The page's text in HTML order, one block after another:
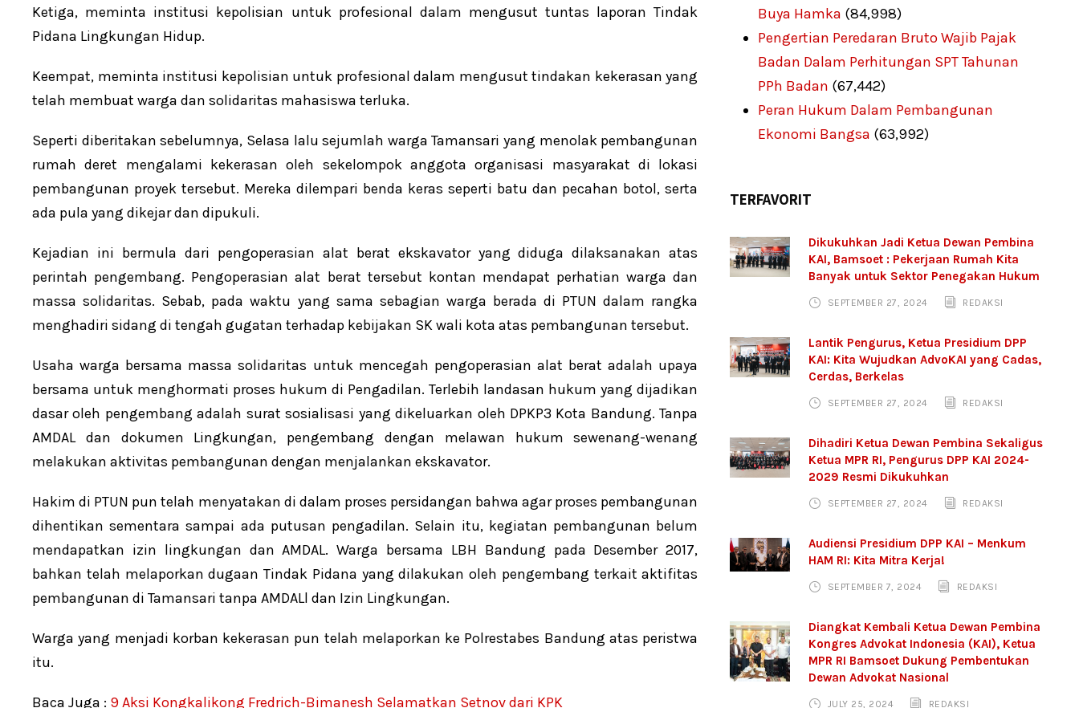
Ketiga, meminta institusi kepolisian untuk profesional dalam mengusut tuntas laporan Tindak
Pidana Lingkungan Hidup.
Keempat, meminta institusi kepolisian untuk profesional dalam mengusut tindakan kekerasan yang
telah membuat warga dan solidaritas mahasiswa terluka.
Seperti diberitakan sebelumnya, Selasa lalu sejumlah warga Tamansari yang menolak pembangunan
rumah deret mengalami kekerasan oleh sekelompok anggota organisasi masyarakat di lokasi
pembangunan proyek tersebut. Mereka dilempari benda keras seperti batu dan pecahan botol, serta
ada pula yang dikejar dan dipukuli.
Kejadian ini bermula dari pengoperasian alat berat ekskavator yang diduga dilaksanakan atas
perintah pengembang. Pengoperasian alat berat tersebut kontan mendapat perhatian warga dan
massa solidaritas. Sebab, pada waktu yang sama sebagian warga berada di PTUN dalam rangka
menghadiri sidang di tengah gugatan terhadap kebijakan SK wali kota atas pembangunan tersebut.
Usaha warga bersama massa solidaritas untuk mencegah pengoperasian alat berat adalah upaya
bersama untuk menghormati proses hukum di Pengadilan. Terlebih landasan hukum yang dijadikan
dasar oleh pengembang adalah surat sosialisasi yang dikeluarkan oleh DPKP3 Kota Bandung. Tanpa
AMDAL dan dokumen Lingkungan, pengembang dengan melawan hukum sewenang-wenang
melakukan aktivitas pembangunan dengan menjalankan ekskavator.
Hakim di PTUN pun telah menyatakan di dalam proses persidangan bahwa agar proses pembangunan
dihentikan sementara sampai ada putusan pengadilan. Selain itu, kegiatan pembangunan belum
mendapatkan izin lingkungan dan AMDAL. Warga bersama LBH Bandung pada Desember 2017,
bahkan telah melaporkan dugaan Tindak Pidana yang dilakukan oleh pengembang terkait aktifitas
pembangunan di Tamansari tanpa AMDALl dan Izin Lingkungan.
Warga yang menjadi korban kekerasan pun telah melaporkan ke Polrestabes Bandung atas peristwa
itu.
Baca Juga : 9 Aksi Kongkalikong Fredrich-Bimanesh Selamatkan Setnov dari KPK
Buya Hamka (84,998)
Pengertian Peredaran Bruto Wajib Pajak
Badan Dalam Perhitungan SPT Tahunan
PPh Badan (67,442)
Peran Hukum Dalam Pembangunan
Ekonomi Bangsa (63,992)
TERFAVORIT
Dikukuhkan Jadi Ketua Dewan Pembina
KAI, Bamsoet : Pekerjaan Rumah Kita
Banyak untuk Sektor Penegakan Hukum
SEPTEMBER 27, 2024 REDAKSI
Lantik Pengurus, Ketua Presidium DPP
KAI: Kita Wujudkan AdvoKAI yang Cadas,
Cerdas, Berkelas
SEPTEMBER 27, 2024 REDAKSI
Dihadiri Ketua Dewan Pembina Sekaligus
Ketua MPR RI, Pengurus DPP KAI 2024-
2029 Resmi Dikukuhkan
SEPTEMBER 27, 2024 REDAKSI
Audiensi Presidium DPP KAI – Menkum
HAM RI: Kita Mitra Kerja!
SEPTEMBER 7, 2024 REDAKSI
Diangkat Kembali Ketua Dewan Pembina
Kongres Advokat Indonesia (KAI), Ketua
MPR RI Bamsoet Dukung Pembentukan
Dewan Advokat Nasional
JULY 25, 2024 REDAKSI